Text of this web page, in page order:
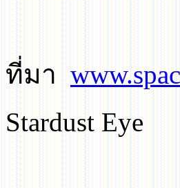
ที่มา
Stardust Eye